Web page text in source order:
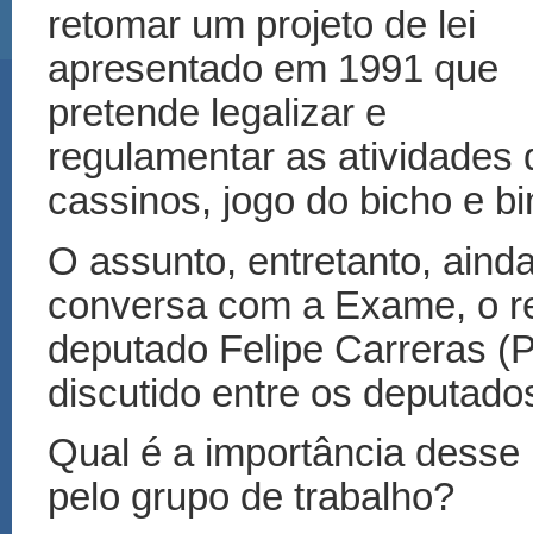
retomar um projeto de lei
apresentado em 1991 que
pretende legalizar e
regulamentar as atividades
cassinos, jogo do bicho e
O assunto, entretanto,
conversa com a Exame, o
deputado Felipe Carreras
discutido entre os
Qual é a importância
pelo grupo de trabalho?